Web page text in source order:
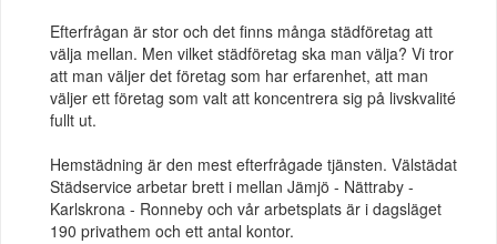
Efterfrågan är stor och det finns många städföretag att
välja mellan. Men vilket städföretag ska man välja? Vi tror
att man väljer det företag som har erfarenhet, att man
väljer ett företag som valt att koncentrera sig på livskvalité
fullt ut.
Hemstädning är den mest efterfrågade tjänsten. Välstädat
Städservice arbetar brett i mellan Jämjö - Nättraby -
Karlskrona - Ronneby och vår arbetsplats är i dagsläget
190 privathem och ett antal kontor.